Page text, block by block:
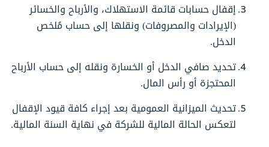
إقفال حسابات قائمة الاستهلاك، والأرباح والخسائر
(الإيرادات والمصروفات) ونقلها إلى حساب مُلخص
الدخل.
تحديد صافي الدخل أو الخسارة ونقله إلى حساب الأرباح
المحتجزة أو رأس المال.
تحديث الميزانية العمومية بعد إجراء كافة قيود الإقفال
لتعكس الحالة المالية للشركة في نهاية السنة المالية.